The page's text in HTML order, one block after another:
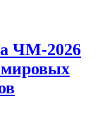
ЧМ-2026
мировых